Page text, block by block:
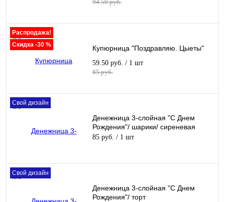
94.50 руб.
Распродажа!
Скидка -30 %
Купюрница "Поздравляю. Цыеты"
59.50 руб. / 1 шт
85 руб.
Свой дизайн
Денежница 3-слойная "С Днем
Рождения"/ шарики/ сиреневая
85 руб. / 1 шт
Свой дизайн
Денежница 3-слойная "С Днем
Рождения"/ торт